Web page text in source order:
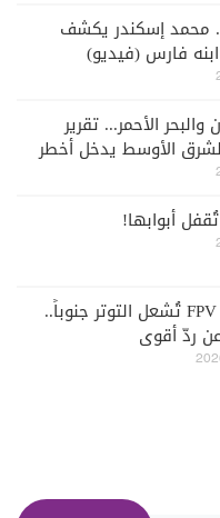
محمد إسكندر يكشف
فارس (فيديو)
الأحمر... تقرير
الأوسط يدخل أخطر
أبوابها!
مسيّرة من طراز FPV تُشعل التوتر جنوباً..
ردّ أقوى